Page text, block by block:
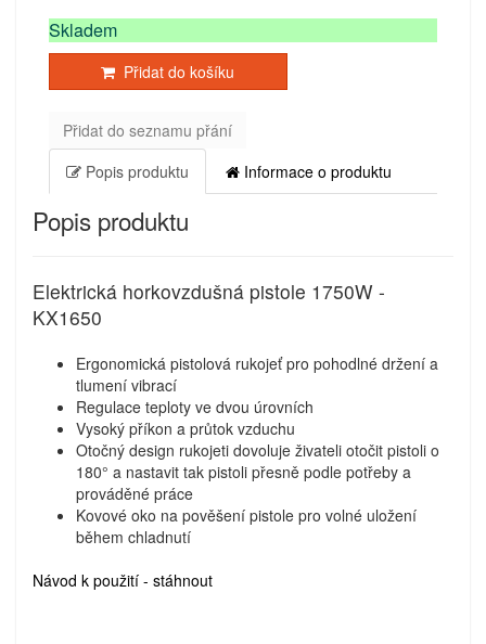
Skladem
Přidat do košíku
Přidat do seznamu přání
Popis produktu
Informace o produktu
Popis produktu
Elektrická horkovzdušná pistole 1750W -
KX1650
Ergonomická pistolová rukojeť pro pohodlné držení a
tlumení vibrací
Regulace teploty ve dvou úrovních
Vysoký příkon a průtok vzduchu
Otočný design rukojeti dovoluje živateli otočit pistoli o
180° a nastavit tak pistoli přesně podle potřeby a
prováděné práce
Kovové oko na pověšení pistole pro volné uložení
během chladnutí
Návod k použití - stáhnout